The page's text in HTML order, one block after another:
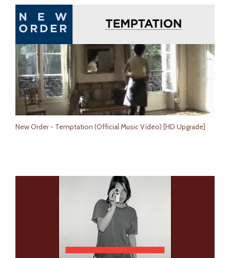
New Order - Temptation (Official Music Video) [HD Upgrade]